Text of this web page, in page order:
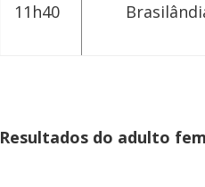
11h40
Resultados do adulto